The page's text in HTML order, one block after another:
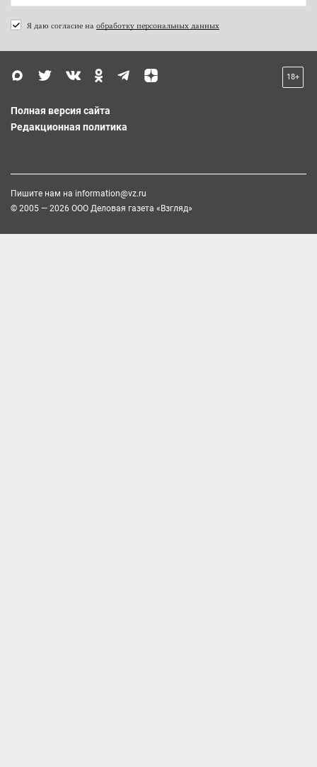
Я даю согласие на обработку персональных данных
18+
Полная версия сайта
Редакционная политика
Пишите нам на information@vz.ru
© 2005 — 2026 ООО Деловая газета «Взгляд»